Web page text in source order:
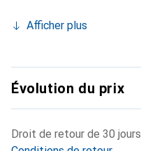
Afficher plus
Évolution du prix
Droit de retour de 30 jours